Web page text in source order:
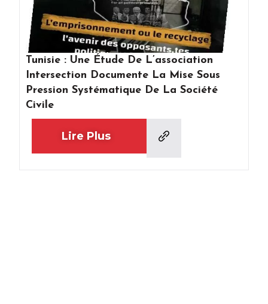
Tunisie : Une Étude De L’association
Intersection Documente La Mise Sous
Pression Systématique De La Société
Civile
Lire Plus